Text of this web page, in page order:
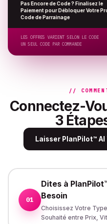
Pas Encore de Code ? Finalisez le
Paiement pour Débloquer Votre
Code de Parrainage
LES OFFRES VARIENT SELON LE CODE
UN SEUL CODE PAR COMMANDE
//
Connectez-
3
Laisser PlanPilot™
01
Dites à
Besoin
Choisissez Votre
Souhaité entre Prix,